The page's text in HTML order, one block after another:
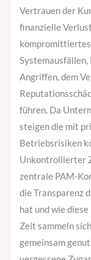
Vertrauen der
finanzielle
Angriffen, dem
führen. Da
steigen die mit
Betriebsrisiken
Unkontrollierter
zentrale PAM-
die Transparenz
hat und wie
Zeit sammeln
gemeinsam